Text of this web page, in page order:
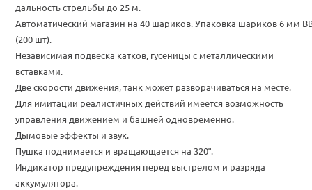
дальность стрельбы до 25 м.
Автоматический магазин на 40 шариков. Упаковка шариков 6 мм
(200 шт).
Независимая подвеска катков, гусеницы с металлическими
вставками.
Две скорости движения, танк может разворачиваться на месте.
Для имитации реалистичных действий имеется возможность
управления движением и башней одновременно.
Дымовые эффекты и звук.
Пушка поднимается и вращающается на 320°.
Индикатор предупреждения перед выстрелом и разряда
аккумулятора.